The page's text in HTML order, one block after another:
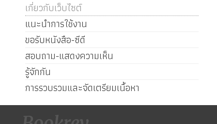
เกี่ยวกับเว็บไซต์
แนะนำการใช้งาน
ขอรับหนังสือ-ซีดี
สอบถาม-แสดงความเห็น
รู้จักกัน
การรวบรวมและจัดเตรียมเนื้อหา